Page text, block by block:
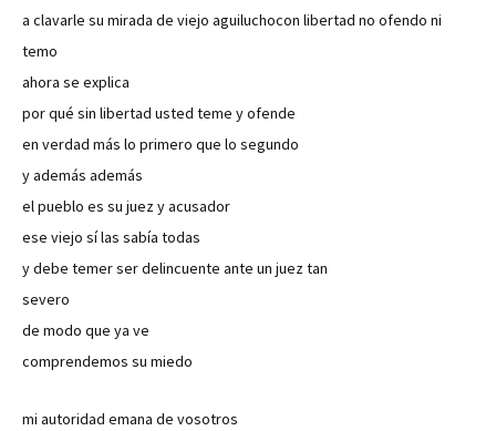
a clavarle su mirada de viejo aguiluchocon libertad no ofendo ni
temo
ahora se explica
por qué sin libertad usted teme y ofende
en verdad más lo primero que lo segundo
y además además
el pueblo es su juez y acusador
ese viejo sí las sabía todas
y debe temer ser delincuente ante un juez tan
severo
de modo que ya ve
comprendemos su miedo
mi autoridad emana de vosotros